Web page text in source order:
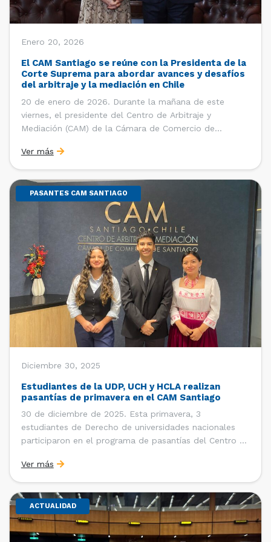
Enero 20, 2026
El CAM Santiago se reúne con la Presidenta de la
Corte Suprema para abordar avances y desafíos
del arbitraje y la mediación en Chile
20 de enero de 2026. Durante la mañana de este
viernes, el presidente del Centro de Arbitraje y
Mediación (CAM) de la Cámara de Comercio de
del CAM Santiago, Ximena Vial; y el gerente general de
la CCS, Carlos Soublette, sostuvieron un encuentro […]
Ver más
PASANTES CAM SANTIAGO
Diciembre 30, 2025
Estudiantes de la UDP, UCH y HCLA realizan
pasantías de primavera en el CAM Santiago
30 de diciembre de 2025. Esta primavera, 3
estudiantes de Derecho de universidades nacionales
participaron en el programa de pasantías del Centro de
de Santiago (CCS). Entre el 3 de noviembre y el 30 de
diciembre realizaron su pasantía Ingrid Ivania […]
Ver más
ACTUALIDAD